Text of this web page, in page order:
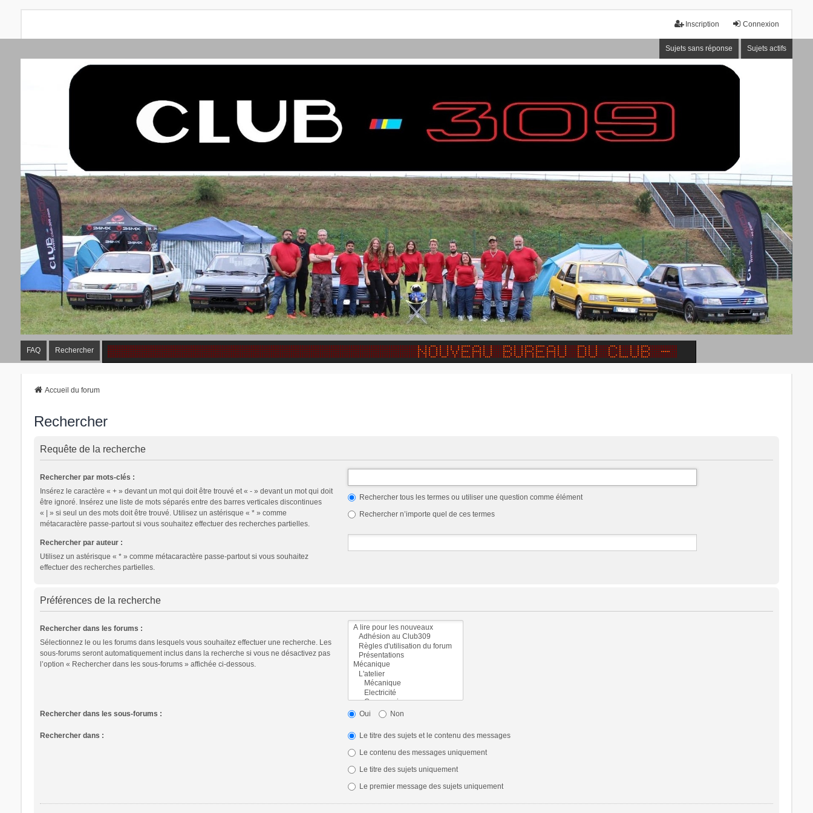
Connexion
Inscription
Sujets sans réponse Sujets actifs
FAQ Rechercher
Accueil du forum
Rechercher
Requête de la recherche
Rechercher par mots-clés :
Insérez le caractère « + » devant un mot qui doit être trouvé et « - » devant un mot qui doit
être ignoré. Insérez une liste de mots séparés entre des barres verticales discontinues
« | » si seul un des mots doit être trouvé. Utilisez un astérisque « * » comme
métacaractère passe-partout si vous souhaitez effectuer des recherches partielles.
Rechercher tous les termes ou utiliser une question comme élément
Rechercher n’importe quel de ces termes
Rechercher par auteur :
Utilisez un astérisque « * » comme métacaractère passe-partout si vous souhaitez
effectuer des recherches partielles.
Préférences de la recherche
Rechercher dans les forums :
Sélectionnez le ou les forums dans lesquels vous souhaitez effectuer une recherche. Les
sous-forums seront automatiquement inclus dans la recherche si vous ne désactivez pas
l’option « Rechercher dans les sous-forums » affichée ci-dessous.
Rechercher dans les sous-forums : Oui Non
Rechercher dans :
Le titre des sujets et le contenu des messages
Le contenu des messages uniquement
Le titre des sujets uniquement
Le premier message des sujets uniquement